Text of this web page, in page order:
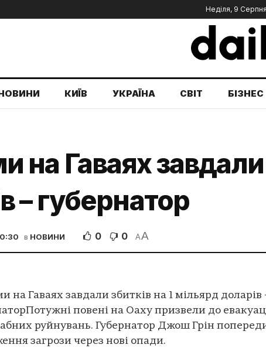
Неділя, 9
КИЇВ УКРАЇНА СВІТ БІЗНЕС
на Гаваях завдали
– губернатор
в НОВИНИ 0 0 AA
на Гаваях завдали збитків на 1 мільярд доларів
повені на Оаху призвели до
руйнувань. Губернатор Джош Грін
загрози через нові опади.